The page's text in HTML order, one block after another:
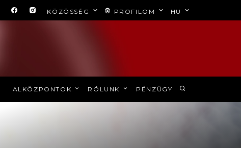
KÖZÖSSÉG PROFILOM HU
ALKÖZPONTOK RÓLUNK PÉNZÜGY